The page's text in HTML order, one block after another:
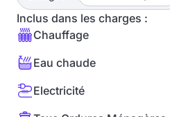
Inclus dans les charges :
Chauffage
Eau chaude
Electricité